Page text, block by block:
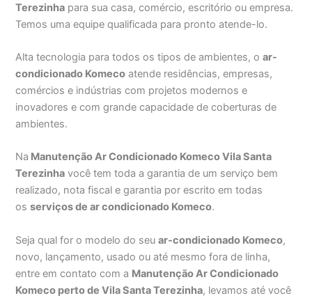
Terezinha para sua casa, comércio, escritório ou empresa.
Temos uma equipe qualificada para pronto atende-lo.
Alta tecnologia para todos os tipos de ambientes, oar-
condicionado Komeco atende residências, empresas,
comércios e indústrias com projetos modernos e
inovadores e com grande capacidade de coberturas de
ambientes.
Na Manutenção Ar Condicionado Komeco Vila Santa
Terezinha você tem toda a garantia de um serviço bem
realizado, nota fiscal e garantia por escrito em todas
osserviços de ar condicionado Komeco.
Seja qual for o modelo do seuar-condicionado Komeco,
novo, lançamento, usado ou até mesmo fora de linha,
entre em contato com a Manutenção Ar Condicionado
Komeco perto de Vila Santa Terezinha, levamos até você